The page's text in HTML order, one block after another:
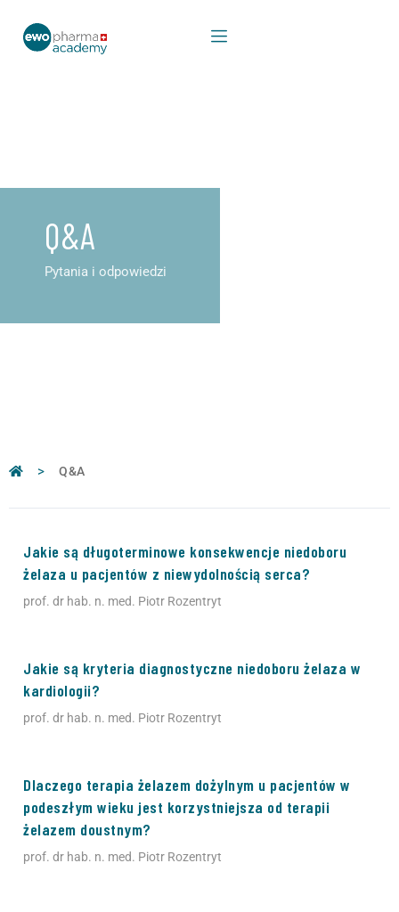
Q&A
Pytania i odpowiedzi
> Q&A
Jakie są długoterminowe konsekwencje niedoboru
żelaza u pacjentów z niewydolnością serca?
prof. dr hab. n. med. Piotr Rozentryt
Jakie są kryteria diagnostyczne niedoboru żelaza w
kardiologii?
prof. dr hab. n. med. Piotr Rozentryt
Dlaczego terapia żelazem dożylnym u pacjentów w
podeszłym wieku jest korzystniejsza od terapii
żelazem doustnym?
prof. dr hab. n. med. Piotr Rozentryt